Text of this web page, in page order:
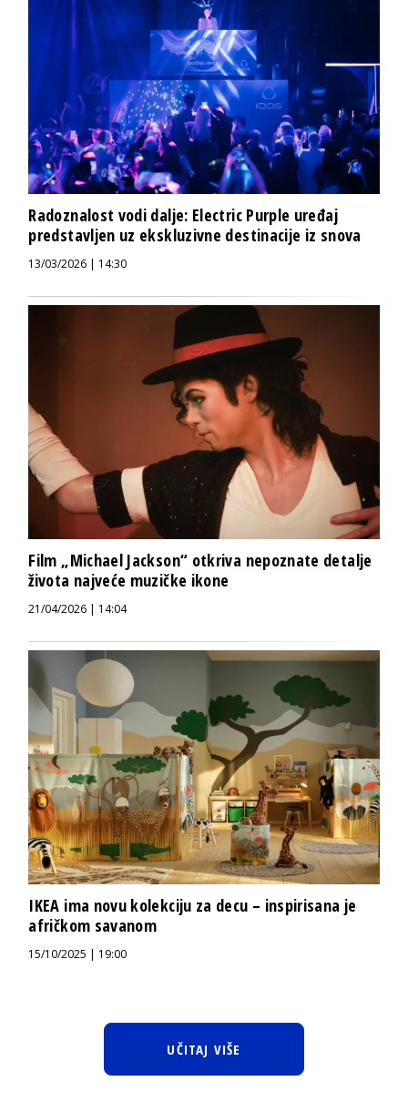
Radoznalost vodi dalje: Electric Purple uređaj
predstavljen uz ekskluzivne destinacije iz snova
13/03/2026 | 14:30
Film „Michael Jackson“ otkriva nepoznate detalje
života najveće muzičke ikone
21/04/2026 | 14:04
IKEA ima novu kolekciju za decu – inspirisana je
afričkom savanom
15/10/2025 | 19:00
UČITAJ VIŠE